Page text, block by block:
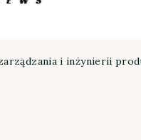
i inżynierii